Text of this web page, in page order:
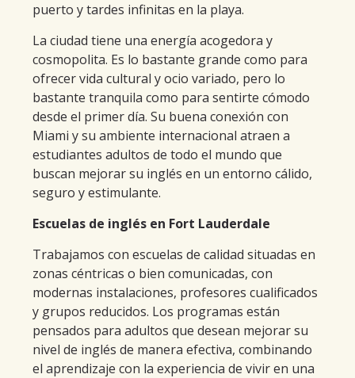
puerto y tardes infinitas en la playa.
La ciudad tiene una energía acogedora y
cosmopolita. Es lo bastante grande como para
ofrecer vida cultural y ocio variado, pero lo
bastante tranquila como para sentirte cómodo
desde el primer día. Su buena conexión con
Miami y su ambiente internacional atraen a
estudiantes adultos de todo el mundo que
buscan mejorar su inglés en un entorno cálido,
seguro y estimulante.
Escuelas de inglés en Fort Lauderdale
Trabajamos con escuelas de calidad situadas en
zonas céntricas o bien comunicadas, con
modernas instalaciones, profesores cualificados
y grupos reducidos. Los programas están
pensados para adultos que desean mejorar su
nivel de inglés de manera efectiva, combinando
el aprendizaje con la experiencia de vivir en una